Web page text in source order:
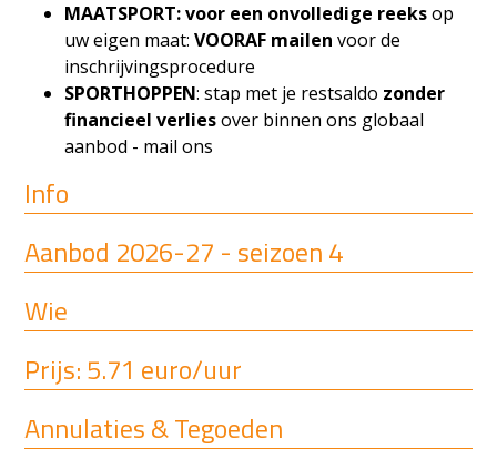
MAATSPORT: voor een onvolledige reeksop
uw eigen maat:VOORAF mailenvoor de
inschrijvingsprocedure
SPORTHOPPEN: stap met je restsaldo zonder
financieel verliesover binnen ons globaal
aanbod - mail ons
Info
Aanbod 2026-27 - seizoen 4
Wie
Prijs: 5.71 euro/uur
Annulaties & Tegoeden